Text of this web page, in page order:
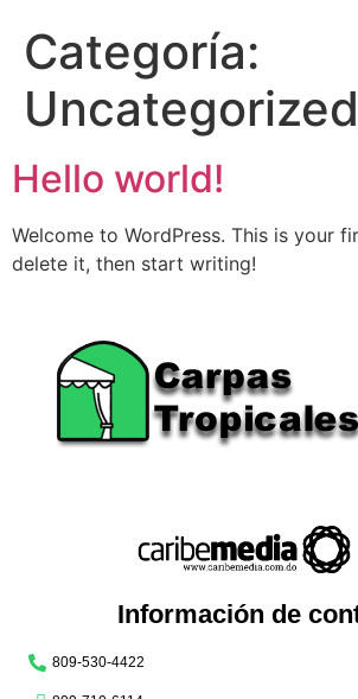
Categoría:
Uncategorized
Hello world!
Welcome to WordPress. This is your
delete it, then start writing!
Información de
809-530-4422